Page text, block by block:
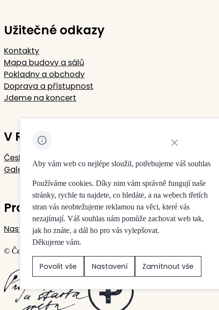
Užitečné odkazy
Kontakty
Mapa budovy a sálů
Pokladny a obchody
Doprava a přístupnost
Jdeme na koncert
V Rudolfinu sídlí
Česká filharmonie
Galerie Rudolfinum
Pro vaše soukromí
Nastavení cookies
© Česká filharmonie & Galerie Rudolfinum
Vytvořilo
Aby vám web co nejlépe sloužil, potřebujeme váš souhlas
Používáme cookies. Díky nim vám správně fungují naše
stránky, rychle tu najdete, co hledáte, a na webech třetích
stran vás neobtežujeme reklamou na věci, které vás
nezajímají. Váš souhlas nám pomůže zachovat web tak,
jak ho znáte, a dál ho pro vás vylepšovat.
Děkujeme vám.
Povolit vše Nastavení Zamítnout vše
Zavřít oznámení